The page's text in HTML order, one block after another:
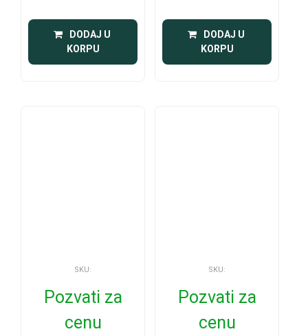
DODAJ U
KORPU
DODAJ U
KORPU
SKU:
Pozvati za
cenu
SKU:
Pozvati za
cenu